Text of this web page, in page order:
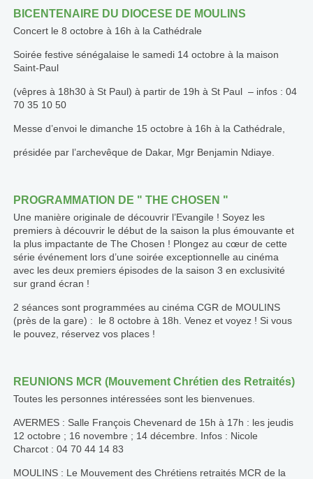
BICENTENAIRE DU DIOCESE DE MOULINS
Concert le 8 octobre à 16h à la Cathédrale
Soirée festive sénégalaise le samedi 14 octobre à la maison
Saint-Paul
(vêpres à 18h30 à St Paul) à partir de 19h à St Paul – infos : 04
70 35 10 50
Messe d’envoi le dimanche 15 octobre à 16h à la Cathédrale,
présidée par l’archevêque de Dakar, Mgr Benjamin Ndiaye.
PROGRAMMATION DE ʺ THE CHOSEN ʺ
Une manière originale de découvrir l’Evangile ! Soyez les
premiers à découvrir le début de la saison la plus émouvante et
la plus impactante de The Chosen ! Plongez au cœur de cette
série événement lors d’une soirée exceptionnelle au cinéma
avec les deux premiers épisodes de la saison 3 en exclusivité
sur grand écran !
2 séances sont programmées au cinéma CGR de MOULINS
(près de la gare) : le 8 octobre à 18h. Venez et voyez ! Si vous
le pouvez, réservez vos places !
REUNIONS MCR (Mouvement Chrétien des Retraités)
Toutes les personnes intéressées sont les bienvenues.
AVERMES : Salle François Chevenard de 15h à 17h : les jeudis
12 octobre ; 16 novembre ; 14 décembre. Infos : Nicole
Charcot : 04 70 44 14 83
MOULINS : Le Mouvement des Chrétiens retraités MCR de la